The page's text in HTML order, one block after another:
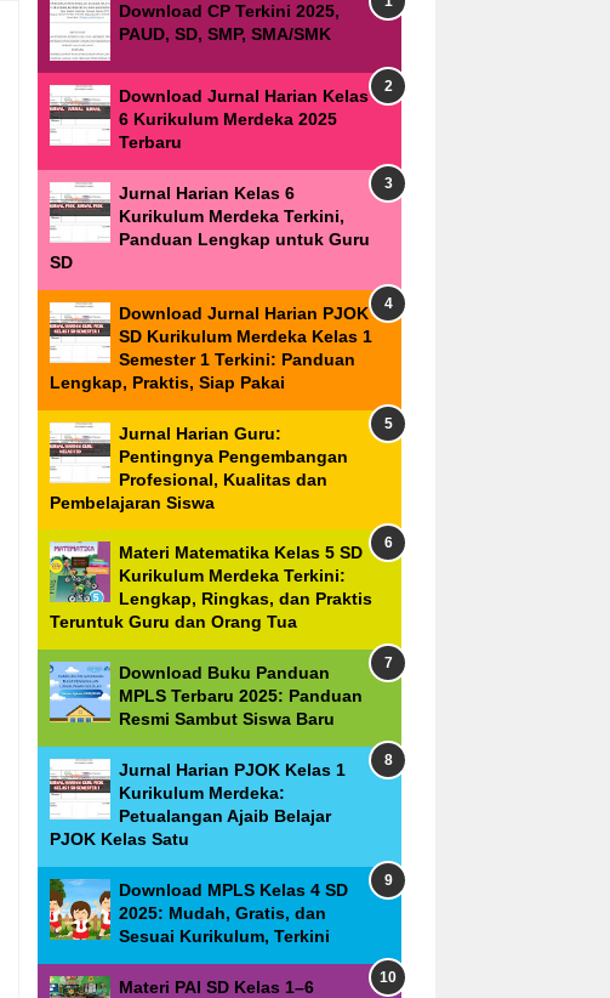
Download CP Terkini 2025,
PAUD, SD, SMP, SMA/SMK
Download Jurnal Harian Kelas
6 Kurikulum Merdeka 2025
Terbaru
Jurnal Harian Kelas 6
Kurikulum Merdeka Terkini,
Panduan Lengkap untuk Guru
SD
Download Jurnal Harian PJOK
SD Kurikulum Merdeka Kelas 1
Semester 1 Terkini: Panduan
Lengkap, Praktis, Siap Pakai
Jurnal Harian Guru:
Pentingnya Pengembangan
Profesional, Kualitas dan
Pembelajaran Siswa
Materi Matematika Kelas 5 SD
Kurikulum Merdeka Terkini:
Lengkap, Ringkas, dan Praktis
Teruntuk Guru dan Orang Tua
Download Buku Panduan
MPLS Terbaru 2025: Panduan
Resmi Sambut Siswa Baru
Jurnal Harian PJOK Kelas 1
Kurikulum Merdeka:
Petualangan Ajaib Belajar
PJOK Kelas Satu
Download MPLS Kelas 4 SD
2025: Mudah, Gratis, dan
Sesuai Kurikulum, Terkini
Materi PAI SD Kelas 1–6